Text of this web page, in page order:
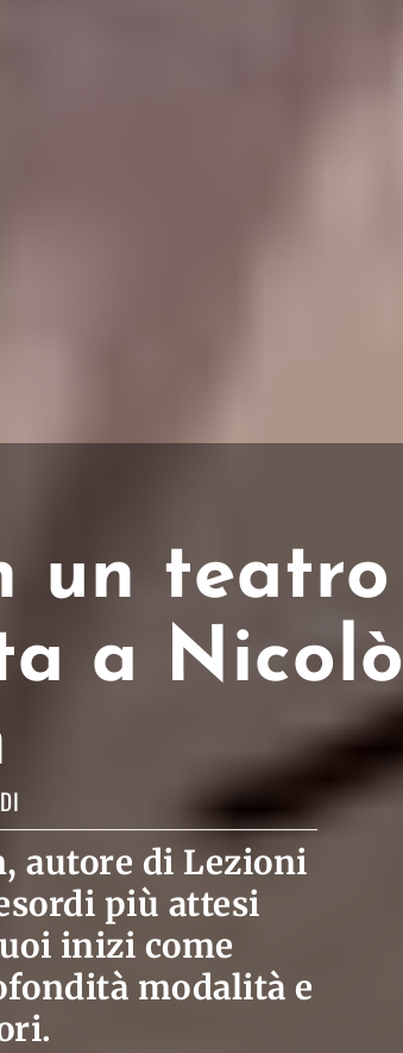
un teatro
a Nicolò
autore di Lezioni
più attesi
inizi come
modalità e